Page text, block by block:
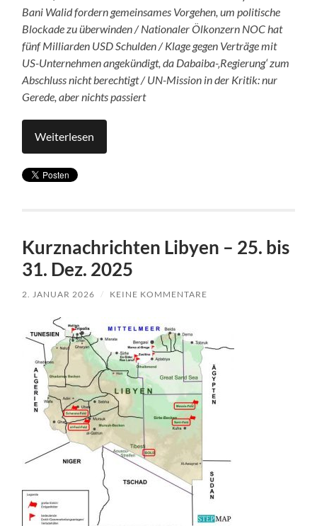
Bani Walid fordern gemeinsames Vorgehen, um politische
Blockade zu überwinden / Nationaler Ölkonzern NOC hat
fünf Milliarden USD Schulden / Klage gegen Verträge mit
US-Unternehmen angekündigt, da Dabaiba-‚Regierung‘ zum
Abschluss nicht berechtigt / UN-Mission in der Kritik: nur
Gerede, aber nichts passiert
Weiterlesen
Kurznachrichten Libyen – 25. bis
31. Dez. 2025
2. JANUAR 2026 / KEINE KOMMENTARE